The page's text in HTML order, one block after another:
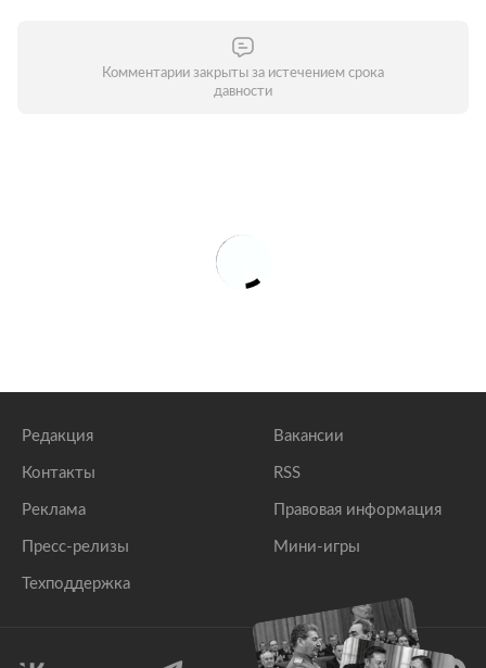
Комментарии закрыты за истечением срока
давности
Редакция
Контакты
Реклама
Пресс-релизы
Техподдержка
Вакансии
RSS
Правовая информация
Мини-игры